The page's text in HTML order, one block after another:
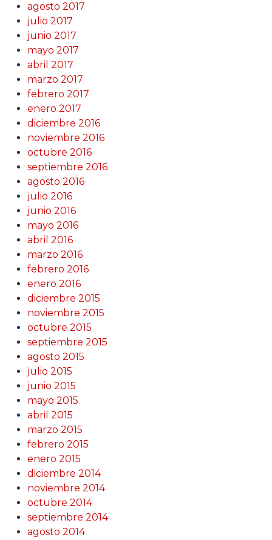
agosto 2017
julio 2017
junio 2017
mayo 2017
abril 2017
marzo 2017
febrero 2017
enero 2017
diciembre 2016
noviembre 2016
octubre 2016
septiembre 2016
agosto 2016
julio 2016
junio 2016
mayo 2016
abril 2016
marzo 2016
febrero 2016
enero 2016
diciembre 2015
noviembre 2015
octubre 2015
septiembre 2015
agosto 2015
julio 2015
junio 2015
mayo 2015
abril 2015
marzo 2015
febrero 2015
enero 2015
diciembre 2014
noviembre 2014
octubre 2014
septiembre 2014
agosto 2014